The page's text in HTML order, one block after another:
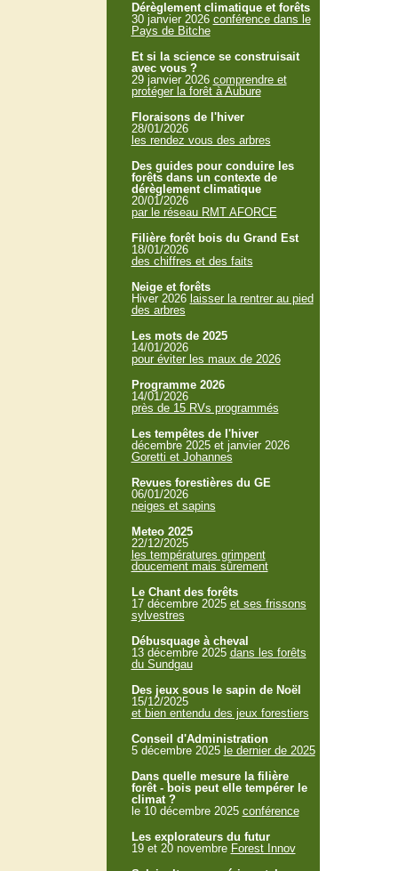
Dérèglement climatique et forêts
30 janvier 2026 conférence dans le
Pays de Bitche
Et si la science se construisait
avec vous ?
29 janvier 2026 comprendre et
protéger la forêt à Aubure
Floraisons de l'hiver
28/01/2026
les rendez vous des arbres
Des guides pour conduire les
forêts dans un contexte de
dérèglement climatique
20/01/2026
par le réseau RMT AFORCE
Filière forêt bois du Grand Est
18/01/2026
des chiffres et des faits
Neige et forêts
Hiver 2026 laisser la rentrer au pied
des arbres
Les mots de 2025
14/01/2026
pour éviter les maux de 2026
Programme 2026
14/01/2026
près de 15 RVs programmés
Les tempêtes de l'hiver
décembre 2025 et janvier 2026
Goretti et Johannes
Revues forestières du GE
06/01/2026
neiges et sapins
Meteo 2025
22/12/2025
les températures grimpent
doucement mais sûrement
Le Chant des forêts
17 décembre 2025 et ses frissons
sylvestres
Débusquage à cheval
13 décembre 2025 dans les forêts
du Sundgau
Des jeux sous le sapin de Noël
15/12/2025
et bien entendu des jeux forestiers
Conseil d'Administration
5 décembre 2025 le dernier de 2025
Dans quelle mesure la filière
forêt - bois peut elle tempérer le
climat ?
le 10 décembre 2025 conférence
Les explorateurs du futur
19 et 20 novembre Forest Innov